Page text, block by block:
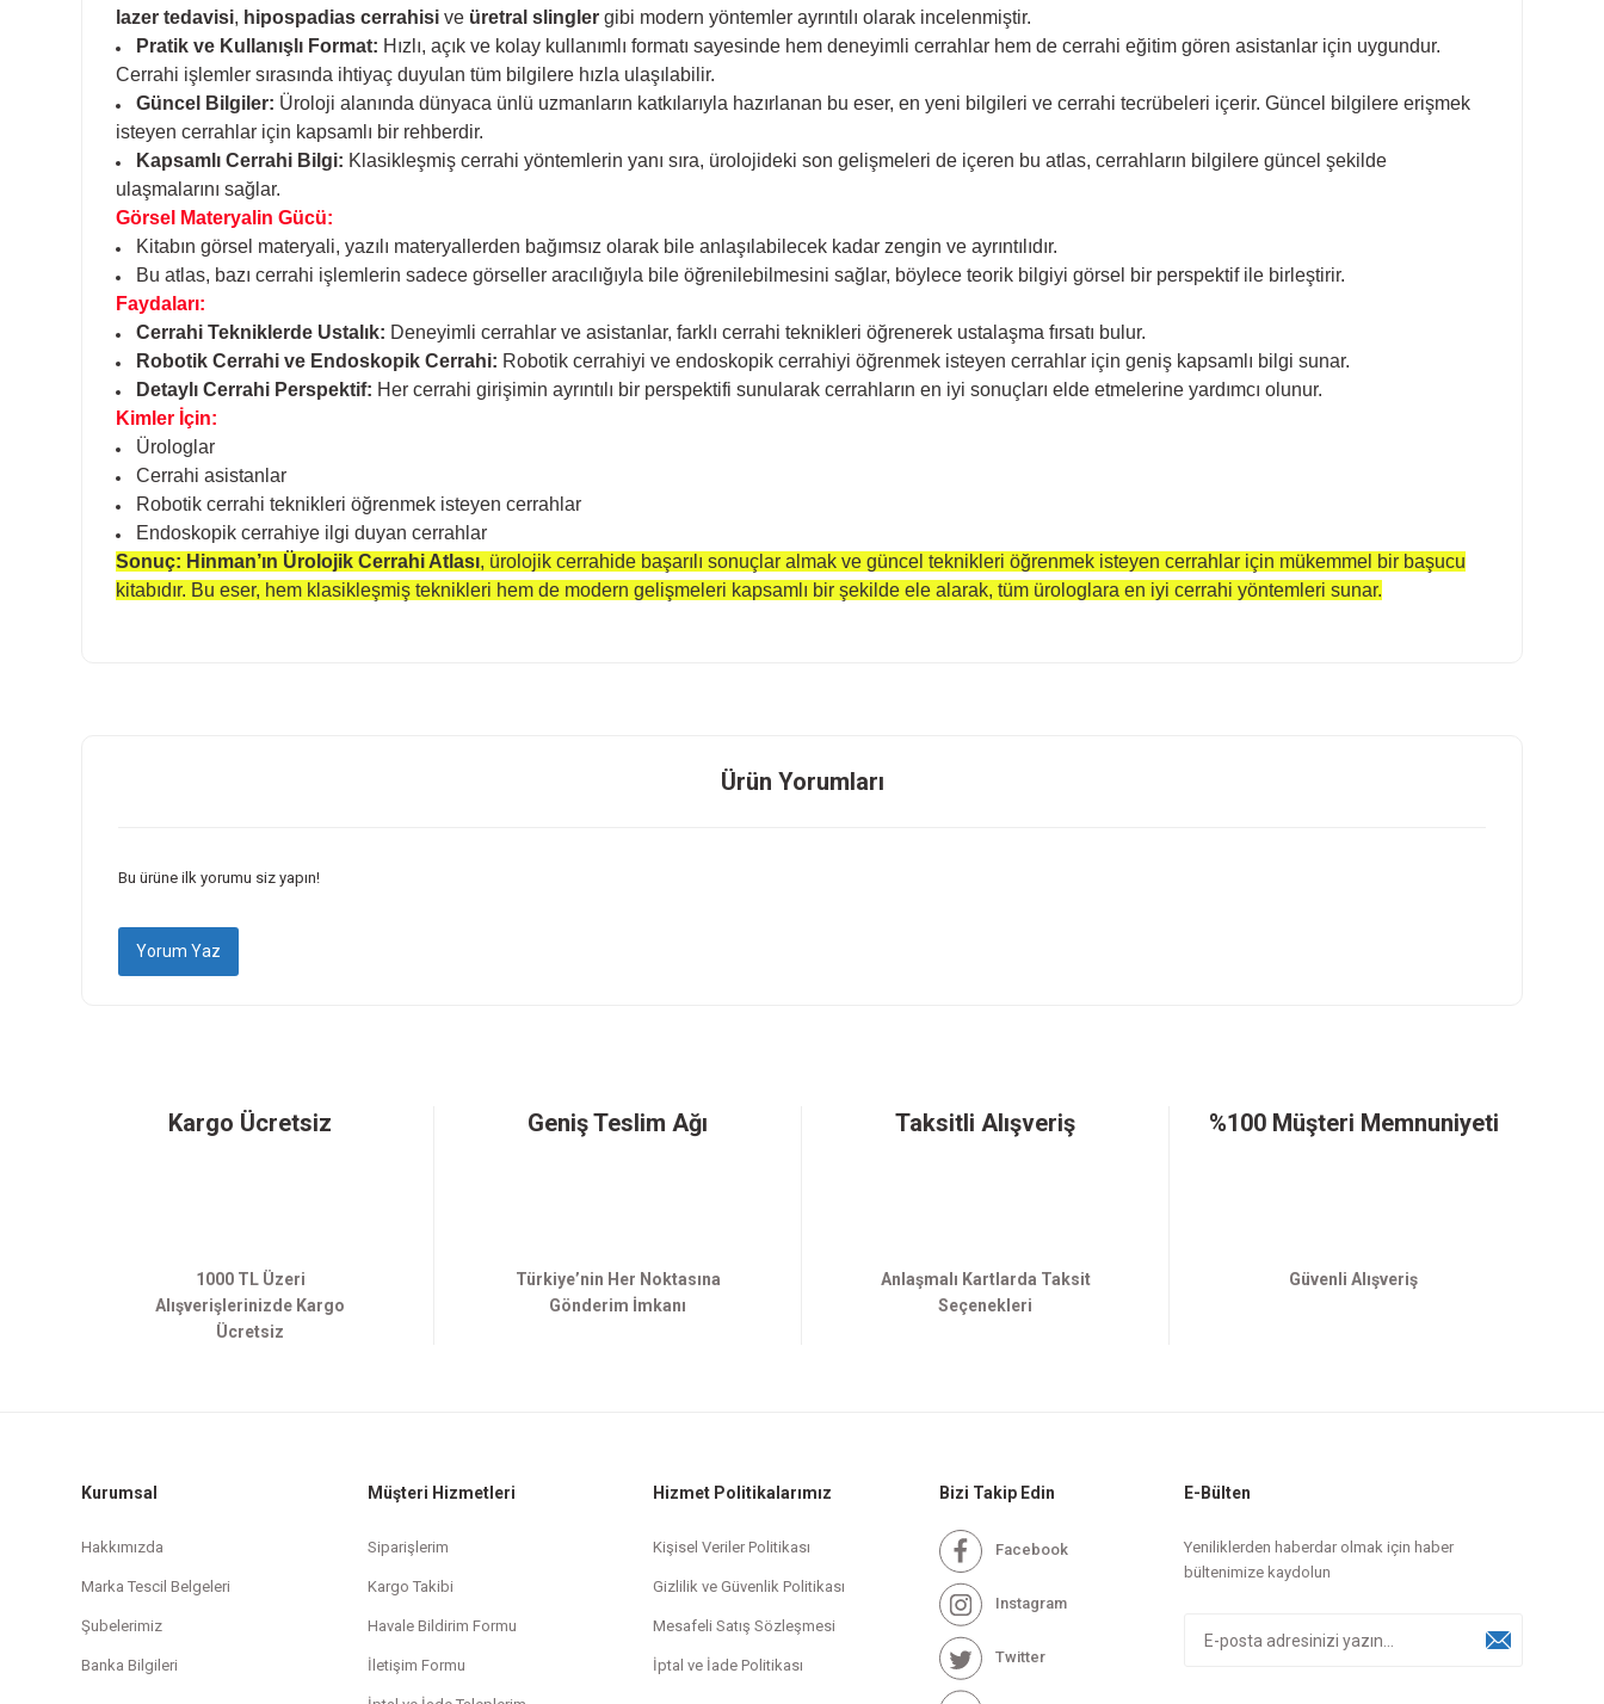
lazer tedavisi, hipospadias cerrahisi ve üretral slingler gibi modern yöntemler ayrıntılı olarak incelenmiştir.
Pratik ve Kullanışlı Format: Hızlı, açık ve kolay kullanımlı formatı sayesinde hem deneyimli cerrahlar hem de cerrahi eğitim gören asistanlar için uygundur.
Cerrahi işlemler sırasında ihtiyaç duyulan tüm bilgilere hızla ulaşılabilir.
Güncel Bilgiler: Üroloji alanında dünyaca ünlü uzmanların katkılarıyla hazırlanan bu eser, en yeni bilgileri ve cerrahi tecrübeleri içerir. Güncel bilgilere erişmek
isteyen cerrahlar için kapsamlı bir rehberdir.
Kapsamlı Cerrahi Bilgi: Klasikleşmiş cerrahi yöntemlerin yanı sıra, ürolojideki son gelişmeleri de içeren bu atlas, cerrahların bilgilere güncel şekilde
ulaşmalarını sağlar.
Görsel Materyalin Gücü:
Kitabın görsel materyali, yazılı materyallerden bağımsız olarak bile anlaşılabilecek kadar zengin ve ayrıntılıdır.
Bu atlas, bazı cerrahi işlemlerin sadece görseller aracılığıyla bile öğrenilebilmesini sağlar, böylece teorik bilgiyi görsel bir perspektif ile birleştirir.
Faydaları:
Cerrahi Tekniklerde Ustalık: Deneyimli cerrahlar ve asistanlar, farklı cerrahi teknikleri öğrenerek ustalaşma fırsatı bulur.
Robotik Cerrahi ve Endoskopik Cerrahi: Robotik cerrahiyi ve endoskopik cerrahiyi öğrenmek isteyen cerrahlar için geniş kapsamlı bilgi sunar.
Detaylı Cerrahi Perspektif: Her cerrahi girişimin ayrıntılı bir perspektifi sunularak cerrahların en iyi sonuçları elde etmelerine yardımcı olunur.
Kimler İçin:
Ürologlar
Cerrahi asistanlar
Robotik cerrahi teknikleri öğrenmek isteyen cerrahlar
Endoskopik cerrahiye ilgi duyan cerrahlar
Sonuç: Hinman’ın Ürolojik Cerrahi Atlası, ürolojik cerrahide başarılı sonuçlar almak ve güncel teknikleri öğrenmek isteyen cerrahlar için mükemmel bir başucu
kitabıdır. Bu eser, hem klasikleşmiş teknikleri hem de modern gelişmeleri kapsamlı bir şekilde ele alarak, tüm ürologlara en iyi cerrahi yöntemleri sunar.
Bu ürüne benzer farklı alternatifler olmalı.
Ürün Yorumları
Bu ürüne ilk yorumu siz yapın!
Yorum Yaz
Kargo Ücretsiz
1000 TL Üzeri
Alışverişlerinizde Kargo
Ücretsiz
Geniş Teslim Ağı
Türkiye’nin Her Noktasına
Gönderim İmkanı
Taksitli Alışveriş
Anlaşmalı Kartlarda Taksit
Seçenekleri
%100 Müşteri Memnuniyeti
Güvenli Alışveriş
Kurumsal
Hakkımızda
Marka Tescil Belgeleri
Şubelerimiz
Banka Bilgileri
Müşteri Hizmetleri
Siparişlerim
Kargo Takibi
Havale Bildirim Formu
İletişim Formu
Hizmet Politikalarımız
Kişisel Veriler Politikası
Gizlilik ve Güvenlik Politikası
Mesafeli Satış Sözleşmesi
İptal ve İade Politikası
Bizi Takip Edin
Facebook
Instagram
Twitter
E-Bülten
Yeniliklerden haberdar olmak için haber
bültenimize kaydolun